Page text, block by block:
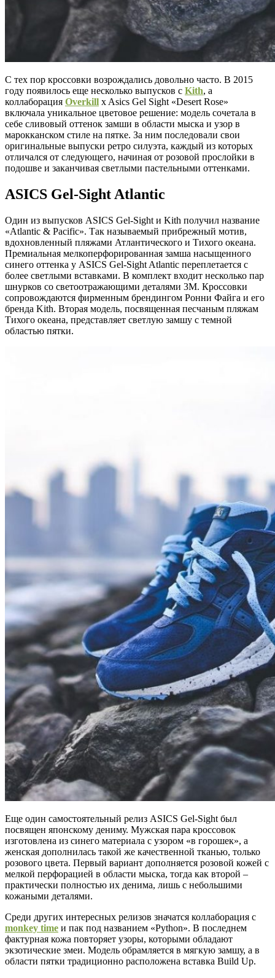
С тех пор кроссовки возрождались довольно часто. В 2015
году появилось еще несколько выпусков с Kith, а
коллаборация Overkill x Asics Gel Sight «Desert Rose»
включала уникальное цветовое решение: модель сочетала в
себе сливовый оттенок замши в области мыска и узор в
марокканском стиле на пятке. За ним последовали свои
оригинальные выпуски ретро силуэта, каждый из которых
отличался от следующего, начиная от розовой прослойки в
подошве и заканчивая светлыми пастельными оттенками.
ASICS Gel-Sight Atlantic
Один из выпусков ASICS Gel-Sight и Kith получил название
«Atlantic & Pacific». Так называемый прибрежный мотив,
вдохновленный пляжами Атлантического и Тихого океана.
Премиальная мелкоперфорированная замша насыщенного
синего оттенка у ASICS Gel-Sight Atlantic переплетается с
более светлыми вставками. В комплект входит несколько пар
шнурков со светоотражающими деталями 3M. Кроссовки
сопровождаются фирменным брендингом Ронни Файга и его
бренда Kith. Вторая модель, посвященная песчаным пляжам
Тихого океана, представляет светлую замшу с темной
областью пятки.
Еще один самостоятельный релиз ASICS Gel-Sight был
посвящен японскому дениму. Мужская пара кроссовок
изготовлена из синего материала с узором «в горошек», а
женская дополнилась такой же качественной тканью, только
розового цвета. Первый вариант дополняется розовой кожей с
мелкой перфорацией в области мыска, тогда как второй –
практически полностью их денима, лишь с небольшими
кожаными деталями.
Среди других интересных релизов значатся коллаборация с
monkey time и пак под названием «Python». В последнем
фактурная кожа повторяет узоры, которыми обладают
экзотические змеи. Модель обрамляется в мягкую замшу, а в
области пятки традиционно расположена вставка Build Up.